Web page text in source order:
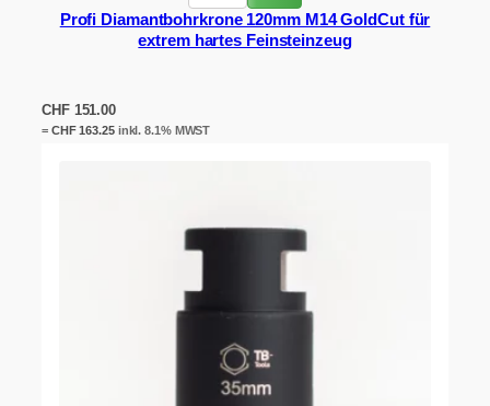
Profi Diamantbohrkrone 120mm M14 GoldCut für
extrem hartes Feinsteinzeug
CHF151.00
= CHF163.25inkl. 8.1% MWST